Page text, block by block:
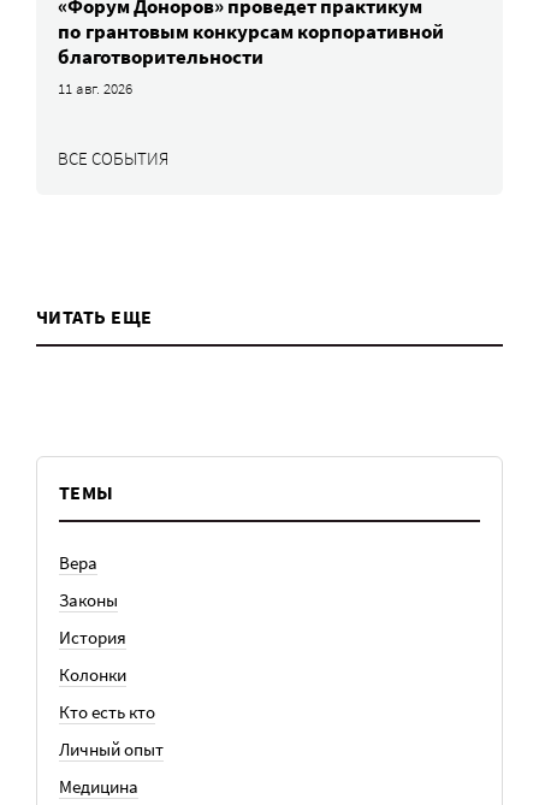
«Форум Доноров» проведет практикум
по грантовым конкурсам корпоративной
благотворительности
11 авг. 2026
ВСЕ СОБЫТИЯ
ЧИТАТЬ ЕЩЕ
ТЕМЫ
Вера
Законы
История
Колонки
Кто есть кто
Личный опыт
Медицина